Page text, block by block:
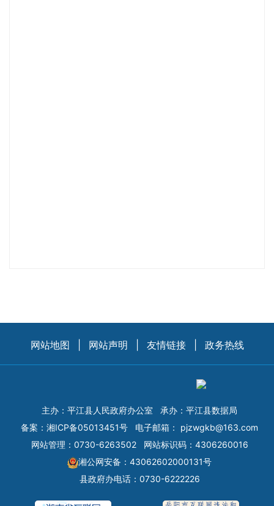
网站地图 网站声明 友情链接 政务热线
主办：平江县人民政府办公室
承办：平江县数据局
备案： 湘ICP备05013451号 电子邮箱： pjzwgkb@163.com
网站管理：0730-6263502
网站标识码：4306260016
湘公网安备：43062602000131号
县政府办电话：0730-6222226